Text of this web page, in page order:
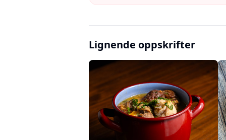
Lignende oppskrifter